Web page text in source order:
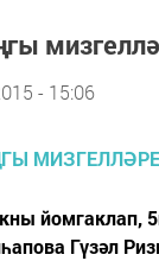
- 15:06
йомгаклап,
Гүзәл